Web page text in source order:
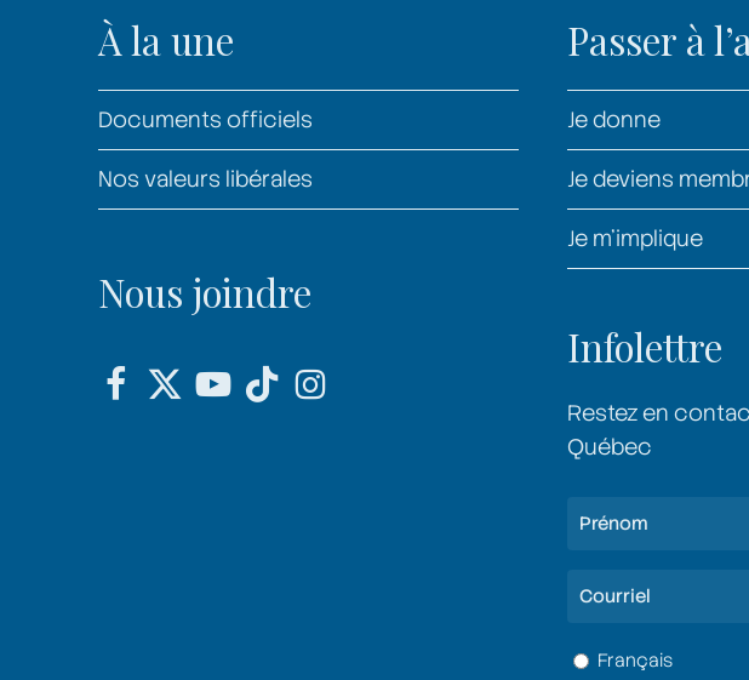
À la une
Documents officiels
Nos valeurs libérales
Nous joindre
Passer à
Je donne
Je deviens
Je m’implique
Infolettre
Restez en
Québec
Nom
Courriel
Langue
Français